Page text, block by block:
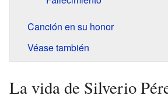
Canción en su honor
Véase también
La vida de Silverio